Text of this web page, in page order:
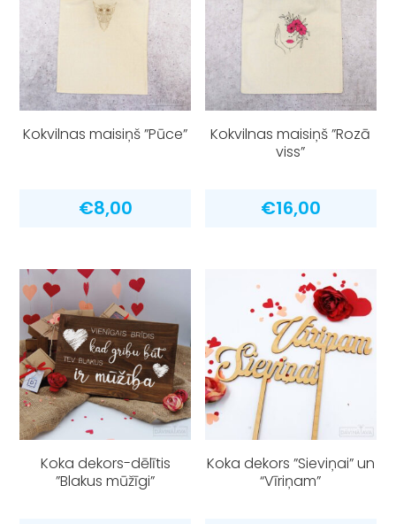
Kokvilnas maisiņš ”Pūce”
€8,00
Kokvilnas maisiņš ”Rozā
viss”
€16,00
Koka dekors-dēlītis
”Blakus mūžīgi”
Koka dekors ”Sieviņai” un
“Vīriņam”